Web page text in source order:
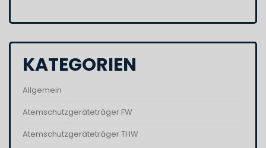
KATEGORIEN
Allgemein
Atemschutzgeräteträger FW
Atemschutzgeräteträger THW